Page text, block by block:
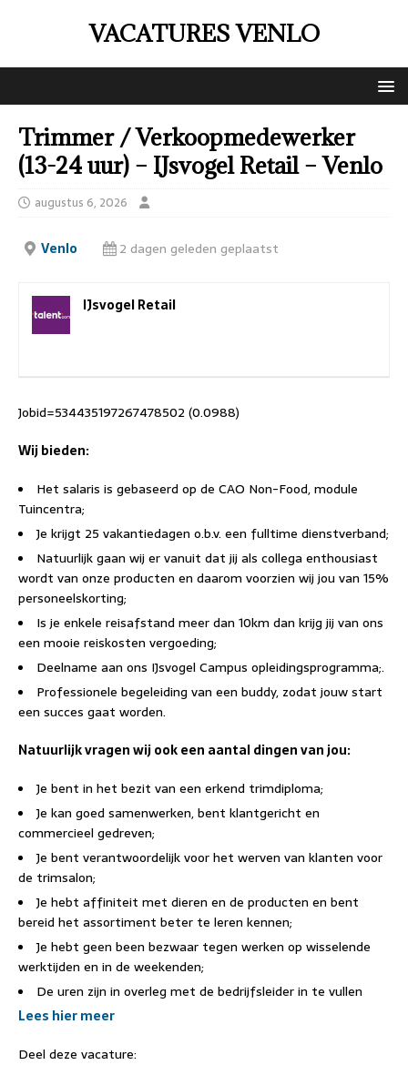
VACATURES VENLO
Trimmer / Verkoopmedewerker
(13-24 uur) – IJsvogel Retail – Venlo
augustus 6, 2026
Venlo 2 dagen geleden geplaatst
IJsvogel Retail
Jobid=534435197267478502 (0.0988)
Wij bieden:
Het salaris is gebaseerd op de CAO Non-Food, module
Tuincentra;
Je krijgt 25 vakantiedagen o.b.v. een fulltime dienstverband;
Natuurlijk gaan wij er vanuit dat jij als collega enthousiast
wordt van onze producten en daarom voorzien wij jou van 15%
personeelskorting;
Is je enkele reisafstand meer dan 10km dan krijg jij van ons
een mooie reiskosten vergoeding;
Deelname aan ons IJsvogel Campus opleidingsprogramma;.
Professionele begeleiding van een buddy, zodat jouw start
een succes gaat worden.
Natuurlijk vragen wij ook een aantal dingen van jou:
Je bent in het bezit van een erkend trimdiploma;
Je kan goed samenwerken, bent klantgericht en
commercieel gedreven;
Je bent verantwoordelijk voor het werven van klanten voor
de trimsalon;
Je hebt affiniteit met dieren en de producten en bent
bereid het assortiment beter te leren kennen;
Je hebt geen been bezwaar tegen werken op wisselende
werktijden en in de weekenden;
De uren zijn in overleg met de bedrijfsleider in te vullen
Lees hier meer
Deel deze vacature: